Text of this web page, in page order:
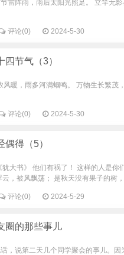
雷阵雨，雨后太阳光照足。 立竿无
评论(0) 2024-5-30
四节气（3）
风暖，雨多河满蝈鸣。 万物生长繁
评论(0) 2024-5-30
偶得（5）
大书》 他们有祸了！ 这样的人是你
，被风飘荡； 是秋天没有果子的树
评论(0) 2024-5-29
圈的那些事儿
，说第二天几个同学聚会的事儿。